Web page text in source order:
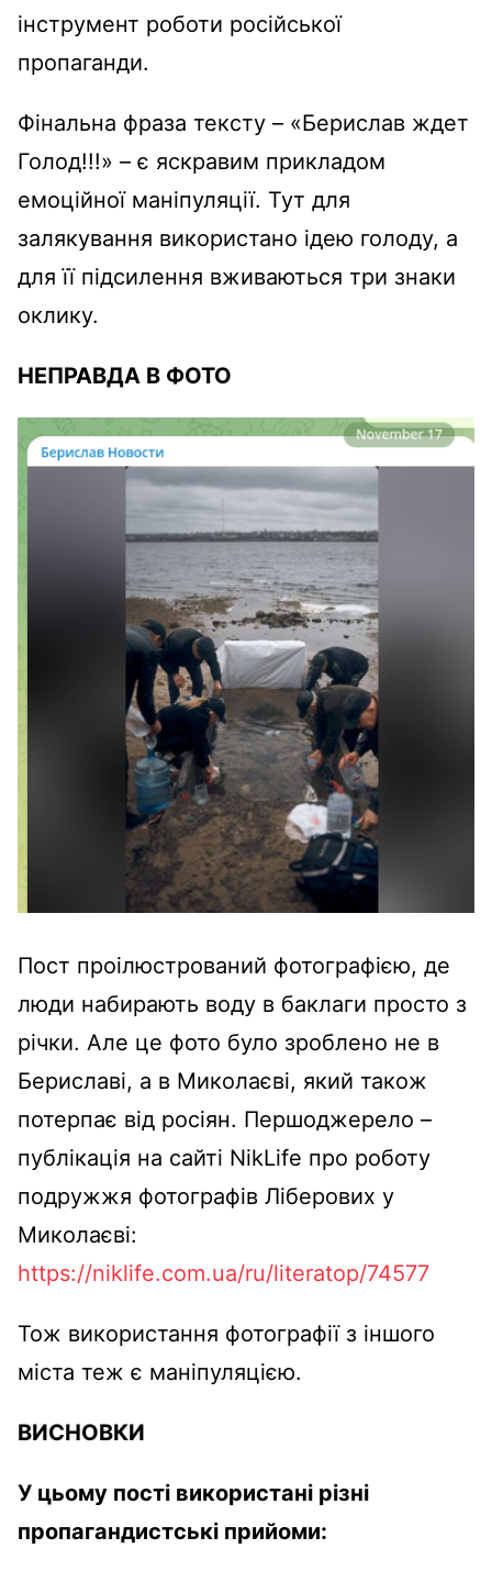
інструмент роботи російської
пропаганди.
Фінальна фраза тексту – «Берислав ждет
Голод!!!» – є яскравим прикладом
емоційної маніпуляції. Тут для
залякування використано ідею голоду, а
для її підсилення вживаються три знаки
оклику.
НЕПРАВДА В ФОТО
Пост проілюстрований фотографією, де
люди набирають воду в баклаги просто з
річки. Але це фото було зроблено не в
Бериславі, а в Миколаєві, який також
потерпає від росіян. Першоджерело –
публікація на сайті NikLife про роботу
подружжя фотографів Ліберових у
Миколаєві:
https://niklife.com.ua/ru/literatop/74577
Тож використання фотографії з іншого
міста теж є маніпуляцією.
ВИСНОВКИ
У цьому пості використані різні
пропагандистські прийоми: